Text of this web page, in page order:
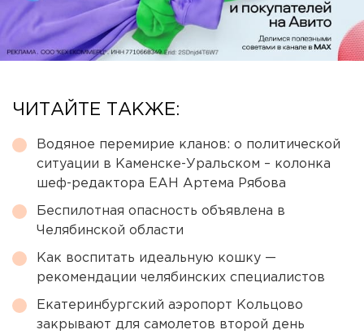
ЧИТАЙТЕ ТАКЖЕ:
Водяное перемирие кланов: о политической
ситуации в Каменске-Уральском – колонка
шеф-редактора ЕАН Артема Рябова
Беспилотная опасность объявлена в
Челябинской области
Как воспитать идеальную кошку —
рекомендации челябинских специалистов
Екатеринбургский аэропорт Кольцово
закрывают для самолетов второй день